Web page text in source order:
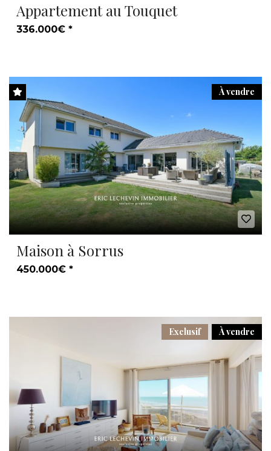
Appartement au Touquet
336.000€ *
À vendre
Maison à Sorrus
450.000€ *
À vendre
Exclusif